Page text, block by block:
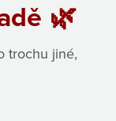
🌿
trochu jiné,